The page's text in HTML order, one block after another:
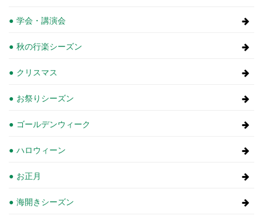
学会・講演会
秋の行楽シーズン
クリスマス
お祭りシーズン
ゴールデンウィーク
ハロウィーン
お正月
海開きシーズン